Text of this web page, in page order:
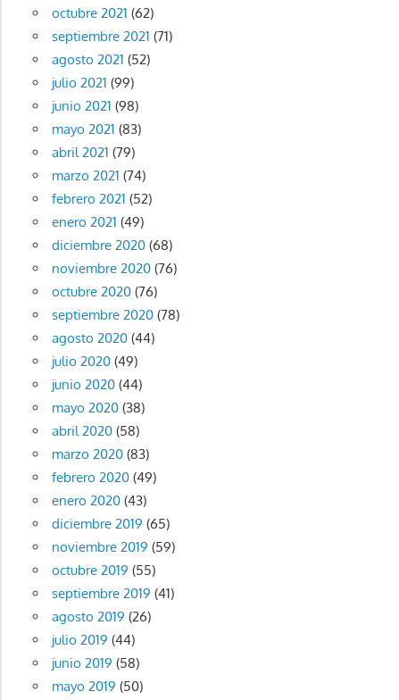
octubre 2021 (62)
septiembre 2021 (71)
agosto 2021 (52)
julio 2021 (99)
junio 2021 (98)
mayo 2021 (83)
abril 2021 (79)
marzo 2021 (74)
febrero 2021 (52)
enero 2021 (49)
diciembre 2020(68)
noviembre 2020(76)
octubre 2020(76)
septiembre 2020(78)
agosto 2020(44)
julio 2020(49)
junio 2020(44)
mayo 2020(38)
abril 2020(58)
marzo 2020(83)
febrero 2020(49)
enero 2020(43)
diciembre 2019 (65)
noviembre 2019 (59)
octubre 2019 (55)
septiembre 2019 (41)
agosto 2019 (26)
julio 2019 (44)
junio 2019 (58)
mayo 2019 (50)